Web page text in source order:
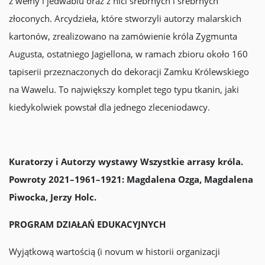
złoconych. Arcydzieła, które stworzyli autorzy malarskich
kartonów, zrealizowano na zamówienie króla Zygmunta
Augusta, ostatniego Jagiellona, w ramach zbioru około 160
tapiserii przeznaczonych do dekoracji Zamku Królewskiego
na Wawelu. To największy komplet tego typu tkanin, jaki
kiedykolwiek powstał dla jednego zleceniodawcy.
Kuratorzy i Autorzy wystawy Wszystkie arrasy króla.
Powroty 2021–1961–1921: Magdalena Ozga, Magdalena
Piwocka, Jerzy Holc.
PROGRAM DZIAŁAŃ EDUKACYJNYCH
Wyjątkową wartością (i novum w historii organizacji